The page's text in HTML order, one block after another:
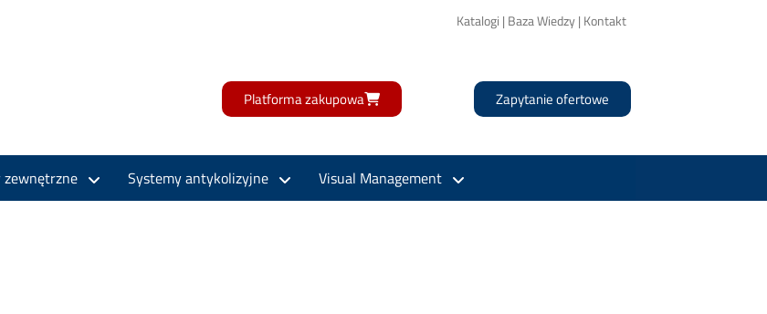
Katalogi | Baza Wiedzy| Kontakt
Platforma zakupowa Zapytanie ofertowe
zewnętrzne Systemy antykolizyjne Visual Management